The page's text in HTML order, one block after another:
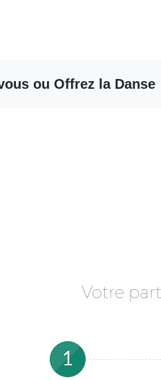
ou Offrez la Danse
Votre
1